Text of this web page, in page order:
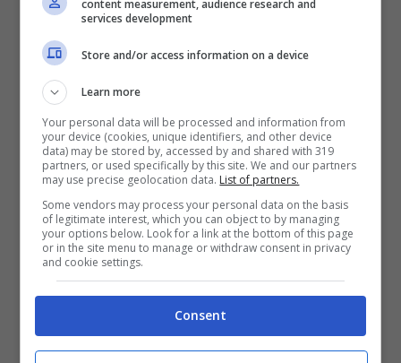
sulla Sponda del Lago Maggiore è stato
inglobato in un nuovo Comune con meno dei
35 caratteri che ne avevano designato il
primato, Maccagno con Pino e Veddasca.
content measurement, audience research and
services development
Store and/or access information on a device
Learn more
Your personal data will be processed and information from
your device (cookies, unique identifiers, and other device
data) may be stored by, accessed by and shared with 319
partners, or used specifically by this site. We and our partners
may use precise geolocation data. List of partners.
Some vendors may process your personal data on the basis
of legitimate interest, which you can object to by managing
your options below. Look for a link at the bottom of this page
or in the site menu to manage or withdraw consent in privacy
and cookie settings.
Consent